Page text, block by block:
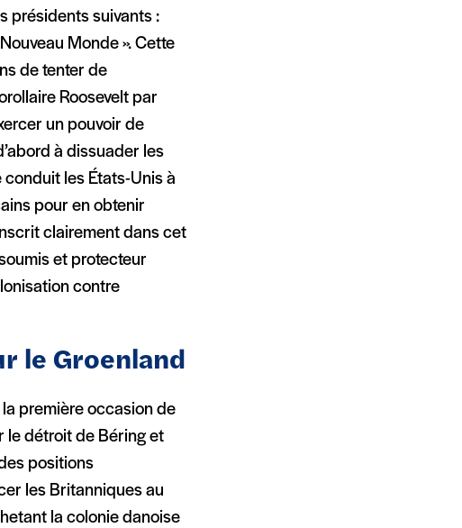
présidents suivants :
Monde ». Cette
de tenter de
Roosevelt par
un pouvoir de
à dissuader les
conduit les États-Unis à
pour en obtenir
clairement dans cet
et protecteur
contre
le Groenland
la première occasion de
le détroit de Béring et
positions
les Britanniques au
la colonie danoise